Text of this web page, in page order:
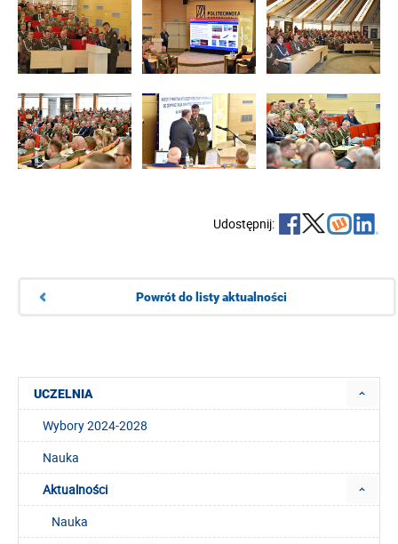
Udostępnij:
Powrót do listy aktualności
UCZELNIA
Wybory 2024-2028
Nauka
Aktualności
Nauka